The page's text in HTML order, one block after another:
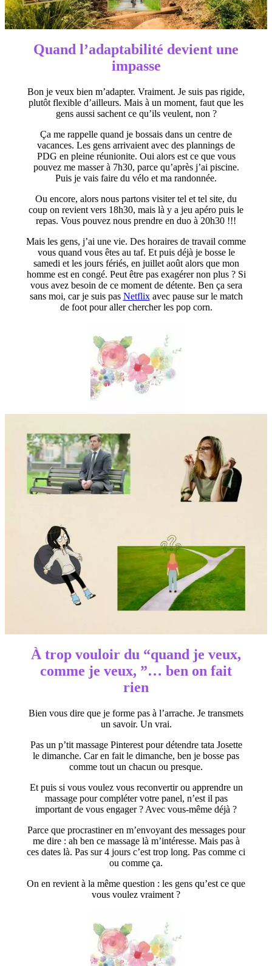
Quand l’adaptabilité devient une
impasse
Bon je veux bien m’adapter. Vraiment. Je suis pas rigide,
plutôt flexible d’ailleurs. Mais à un moment, faut que les
gens aussi sachent ce qu’ils veulent, non ?
Ça me rappelle quand je bossais dans un centre de
vacances. Les gens arrivaient avec des plannings de
PDG en pleine réunionite. Oui alors est ce que vous
pouvez me masser à 7h30, parce qu’après j’ai piscine.
Puis je vais faire du vélo et ma randonnée.
Ou encore, alors nous partons visiter tel et tel site, du
coup on revient vers 18h30, mais là y a jeu apéro puis le
repas. Vous pouvez nous prendre en duo à 20h30 !!!
Mais les gens, j’ai une vie. Des horaires de travail comme
vous quand vous êtes au taf. Et puis déjà je bosse le
samedi et les jours fériés, en juillet août alors que mon
homme est en congé. Peut être pas exagérer non plus ? Si
vous avez besoin de ce moment de détente. Ben ça sera
sans moi, car je suis pas Netflixavec pause sur le match
de foot pour aller chercher les pop corn.
À trop vouloir du “quand je veux,
comme je veux, ”… ben on fait
rien
Bien vous dire que je forme pas à l’arrache. Je transmets
un savoir. Un vrai.
Pas un p’tit massage Pinterest pour détendre tata Josette
le dimanche. Car en fait le dimanche, ben je bosse pas
comme tout un chacun ou presque.
Et puis si vous voulez vous reconvertir ou apprendre un
massage pour compléter votre panel, n’est il pas
important de vous engager ? Avec vous-même déjà ?
Parce que procrastiner en m’envoyant des messages pour
me dire : ah ben ce massage là m’intéresse. Mais pas à
ces dates là. Pas sur 4 jours c’est trop long. Pas comme ci
ou comme ça.
On en revient à la même question : les gens qu’est ce que
vous voulez vraiment ?